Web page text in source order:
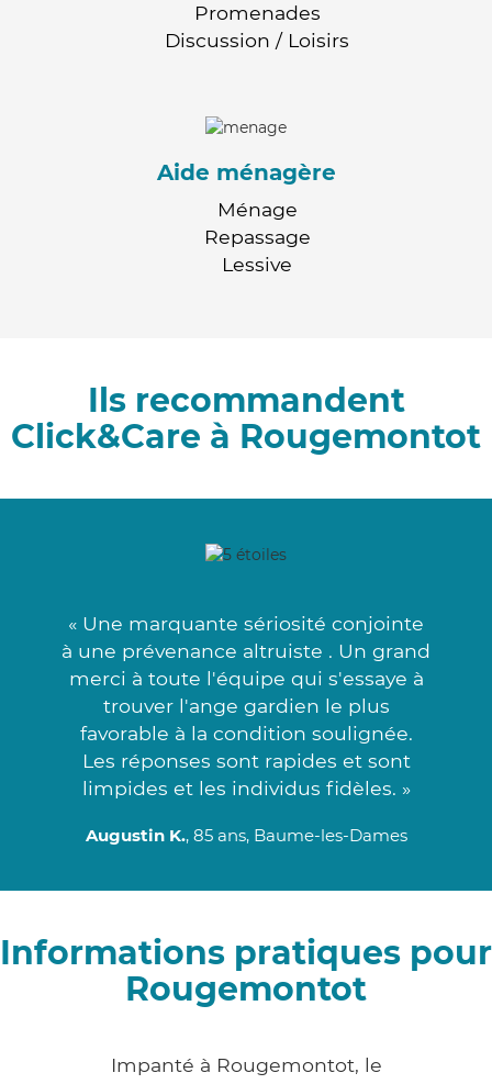
Promenades
Discussion / Loisirs
Aide ménagère
Ménage
Repassage
Lessive
Ils recommandent
Click&Care à Rougemontot
« Une marquante sériosité conjointe
à une prévenance altruiste . Un grand
merci à toute l'équipe qui s'essaye à
trouver l'ange gardien le plus
favorable à la condition soulignée.
Les réponses sont rapides et sont
limpides et les individus fidèles. »
Augustin K., 85 ans, Baume-les-Dames
Informations pratiques pour
Rougemontot
Impanté à Rougemontot, le